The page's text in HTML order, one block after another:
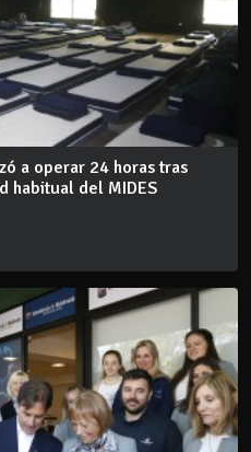
a operar 24 horas tras
habitual del MIDES